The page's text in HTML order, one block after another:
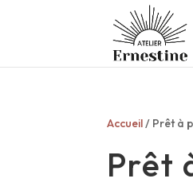
Accueil/ Prêt à
Prêt